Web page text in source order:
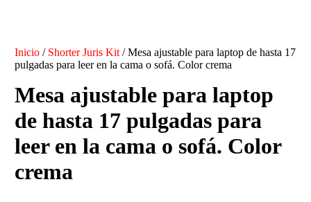
Inicio / Shorter Juris Kit / Mesa ajustable para laptop de hasta 17
pulgadas para leer en la cama o sofá. Color crema
Mesa ajustable para laptop
de hasta 17 pulgadas para
leer en la cama o sofá. Color
crema